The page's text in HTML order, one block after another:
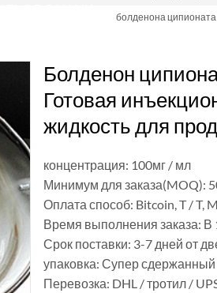
болденона
Болденон
Готовая
жидкость для
концентрация: 100мг / мл
Минимум для заказа(MOQ):
Оплата способ: Bitcoin, T / T,
Время выполнения заказа: В
Срок поставки: 3-7 дней от
упаковка: Супер сдержанный
Перевозка: DHL / тротил /